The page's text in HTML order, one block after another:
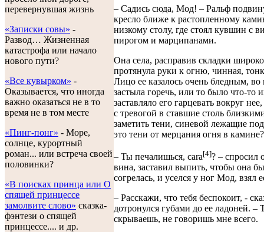
перевернувшая жизнь
«Записки совы» -
Развод… Жизненная
катастрофа или начало
нового пути?
«Все кувырком» -
Оказывается, что иногда
важно оказаться не в то
время не в том месте
«Пинг-понг» - Море,
солнце, курортный
роман... или встреча своей
половинки?
«В поисках принца или О
спящей принцессе
замолвите слово» сказка-
фэнтези о спящей
принцессе.... и др.
– Садись сюда, Мод! – Ральф
кресло ближе к растопленному
низкому столу, где стоял кувшин с
пирогом и марципанами.
Она села, расправив складки
протянула руки к огню, чинная,
Лицо ее казалось очень бледным, во
застыла горечь, или то было что-то
заставляло его гарцевать вокруг
с тревогой в ставшие столь
заметить тени, синевой лежащие
это тени от мерцания огня в камине?
– Ты печалишься, cara[4]? – спросил
вина, заставил выпить, чтобы она
согрелась, и уселся у ног Мод, взял
– Расскажи, что тебя беспокоит, -
дотронулся губами до ее ладоней. –
скрываешь, не говоришь мне всего.